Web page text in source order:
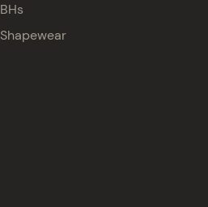
BHs
Shapewear